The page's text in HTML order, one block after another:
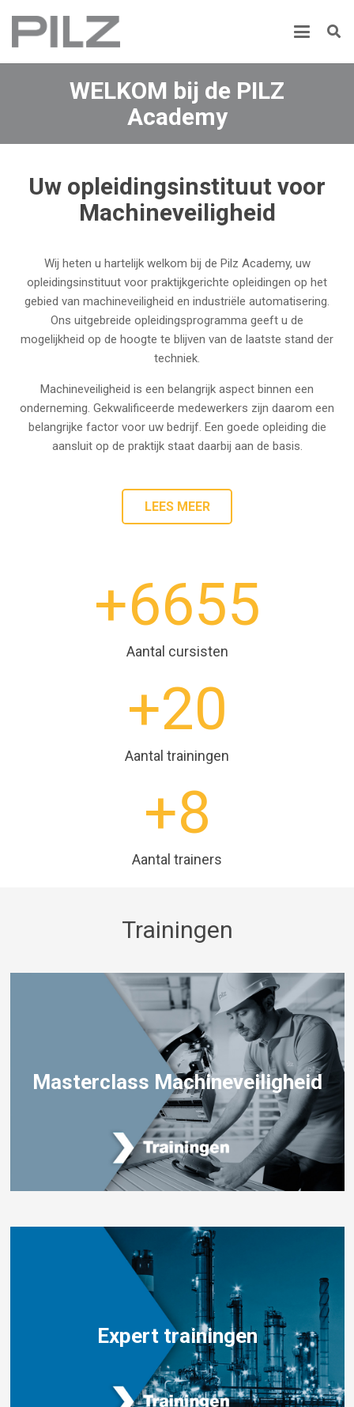
WELKOM bij de PILZ
Academy
Uw opleidingsinstituut voor
Machineveiligheid
Wij heten u hartelijk welkom bij de Pilz Academy, uw
opleidingsinstituut voor praktijkgerichte opleidingen op het
gebied van machineveiligheid en industriële automatisering.
Ons uitgebreide opleidingsprogramma geeft u de
mogelijkheid op de hoogte te blijven van de laatste stand der
techniek.
Machineveiligheid is een belangrijk aspect binnen een
onderneming. Gekwalificeerde medewerkers zijn daarom een
belangrijke factor voor uw bedrijf. Een goede opleiding die
aansluit op de praktijk staat daarbij aan de basis.
LEES MEER
+6655
Aantal cursisten
+20
Aantal trainingen
+8
Aantal trainers
Trainingen
Masterclass Machineveiligheid
Expert trainingen